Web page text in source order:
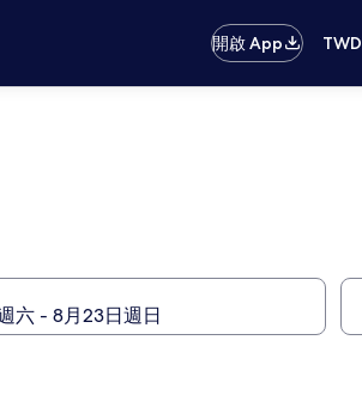
開啟 App TWD